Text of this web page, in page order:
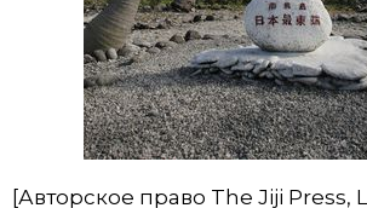
[Авторское право The Jiji Press,